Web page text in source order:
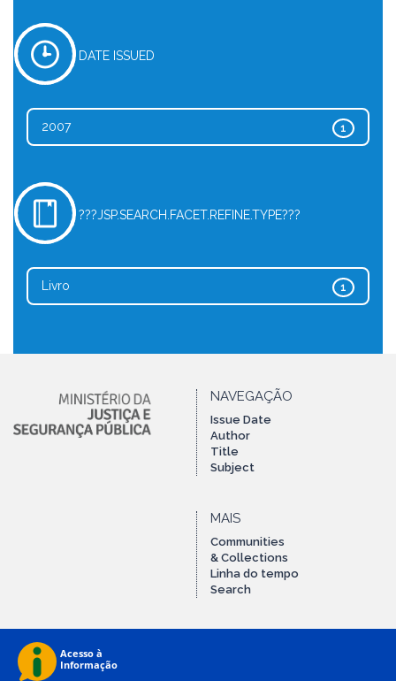
DATE ISSUED
1
2007
???JSP.SEARCH.FACET.REFINE.TYPE???
1
Livro
NAVEGAÇÃO
Issue Date
Author
Title
Subject
MAIS
Communities
& Collections
Linha do tempo
Search